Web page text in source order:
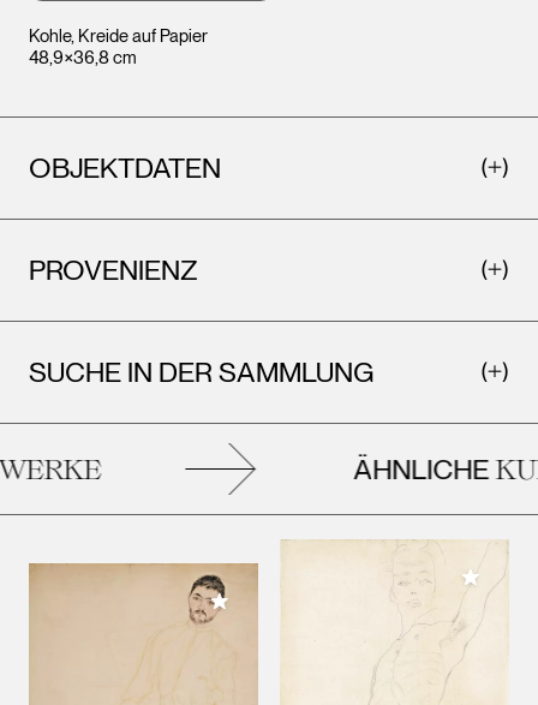
Kohle, Kreide auf Papier
48,9×36,8 cm
OBJEKTDATEN
PROVENIENZ
SUCHE IN DER SAMMLUNG
ÄHNLICHE
Meiner Sammlung hinzufügen
Meiner